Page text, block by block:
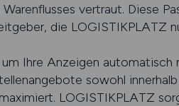
vertraut. Diese
die LOGISTIKPLATZ
Ihre Anzeigen automatisch
sowohl
LOGISTIKPLATZ